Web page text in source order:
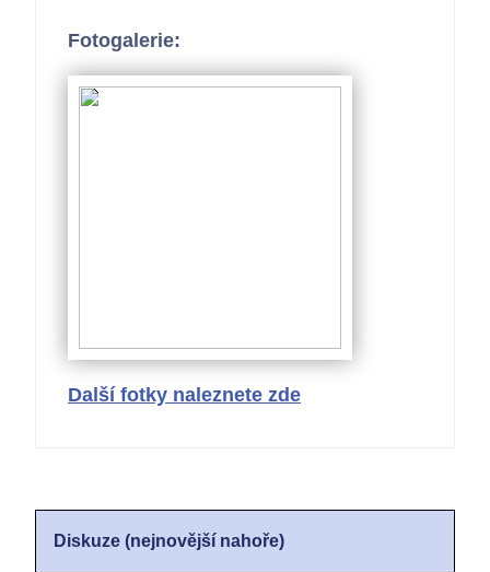
Fotogalerie:
Další fotky naleznete zde
Diskuze (nejnovější nahoře)